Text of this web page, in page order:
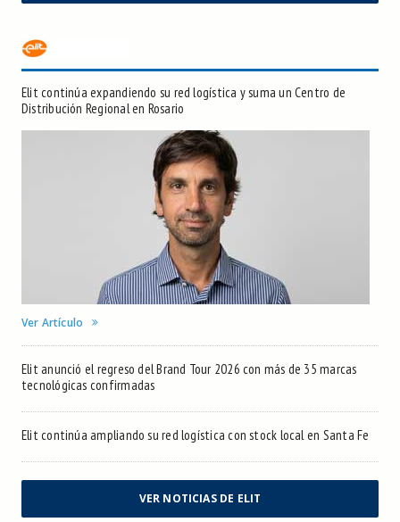
Elit continúa expandiendo su red logística y suma un Centro de
Distribución Regional en Rosario
Ver Artículo
Elit anunció el regreso del Brand Tour 2026 con más de 35 marcas
tecnológicas confirmadas
Elit continúa ampliando su red logística con stock local en Santa Fe
VER NOTICIAS DE ELIT